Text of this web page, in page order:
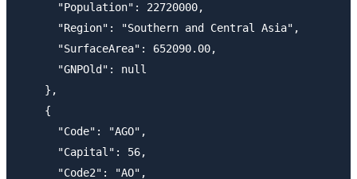
      "Population": 22720000,
      "Region": "Southern and Central Asia",
      "SurfaceArea": 652090.00,
      "GNPOld": null
    },
    {
      "Code": "AGO",
      "Capital": 56,
      "Code2": "AO",